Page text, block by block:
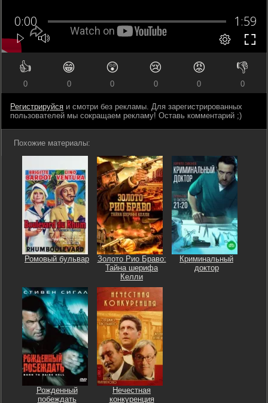
👍
0
😁
0
😲
0
😢
0
😡
0
👎
0
Регистрируйся и смотри без рекламы. Для зарегистрированных
пользователей мы сокращаем рекламу! Оставь комментарий ;)
Похожие материалы:
Ромовый бульвар
Золото Рио Браво:
Тайна шерифа
Келли
Криминальный
доктор
Рожденный
побеждать
Нечестная
конкуренция